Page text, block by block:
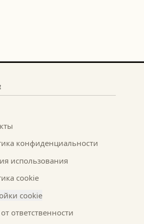
конфиденциальности
использования
cookie
cookie
ответственности